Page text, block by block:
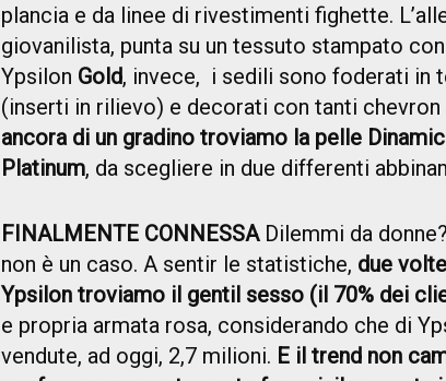
plancia e da linee di rivestimenti fighette.
giovanilista, punta su un tessuto stampato
Ypsilon Gold, invece, i sedili sono foderati in
(inserti in rilievo) e decorati con tanti chevron
ancora di un gradino troviamo la pelle
Platinum, da scegliere in due differenti
FINALMENTE CONNESSADilemmi da
non è un caso. A sentir le statistiche, due
Ypsilon troviamo il gentil sesso (il 70% dei
e propria armata rosa, considerando che di
vendute, ad oggi, 2,7 milioni. E il trend non